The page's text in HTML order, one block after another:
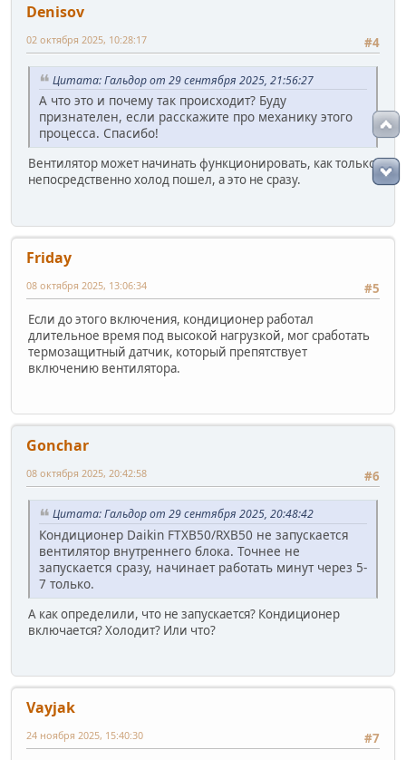
Denisov
#4
02 октября 2025, 10:28:17
Цитата: Гальдор от 29 сентября 2025, 21:56:27
А что это и почему так происходит? Буду
признателен, если расскажите про механику этого
процесса. Спасибо!
Вентилятор может начинать функционировать, как только
непосредственно холод пошел, а это не сразу.
Friday
#5
08 октября 2025, 13:06:34
Если до этого включения, кондиционер работал
длительное время под высокой нагрузкой, мог сработать
термозащитный датчик, который препятствует
включению вентилятора.
Gonchar
#6
08 октября 2025, 20:42:58
Цитата: Гальдор от 29 сентября 2025, 20:48:42
Кондиционер Daikin FTXB50/RXB50 не запускается
вентилятор внутреннего блока. Точнее не
запускается сразу, начинает работать минут через 5-
7 только.
А как определили, что не запускается? Кондиционер
включается? Холодит? Или что?
Vayjak
#7
24 ноября 2025, 15:40:30